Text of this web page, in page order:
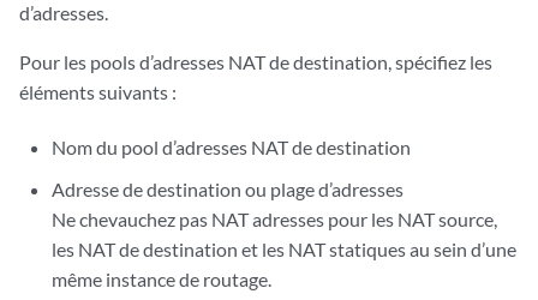
d’adresses.
Pour les pools d’adresses NAT de destination, spécifiez les
éléments suivants :
Nom du pool d’adresses NAT de destination
Adresse de destination ou plage d’adresses
Ne chevauchez pas NAT adresses pour les NAT source,
les NAT de destination et les NAT statiques au sein d’une
même instance de routage.